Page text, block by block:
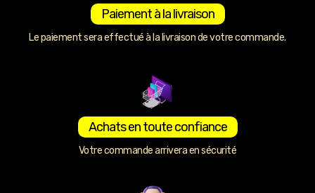
Paiement à la livraison
Le paiement sera effectué à la livraison de votre commande.
Achats en toute confiance
Votre commande arrivera en sécurité